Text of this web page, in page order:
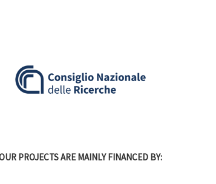
PROJECTS ARE MAINLY FINANCED BY: